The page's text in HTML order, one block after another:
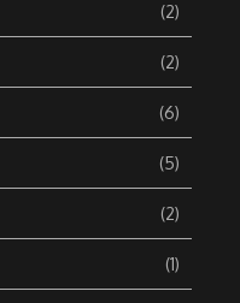
(2)
(2)
(6)
(5)
(2)
(1)